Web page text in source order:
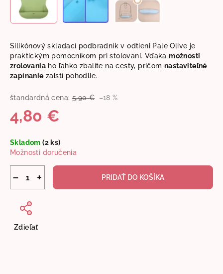
Silikónový skladací podbradník v odtieni Pale Olive je
praktickým pomocníkom pri stolovaní. Vďakamožnosti
zrolovania ho ľahko zbalíte na cesty, pričomnastaviteľné
zapínanie zaistí pohodlie.
štandardná cena: 5,90 € –18 %
4,80 €
cena:
Skladom(2 ks)
Možnosti doručenia
+
− PRIDAŤ DO KOŠÍKA
Zdieľať